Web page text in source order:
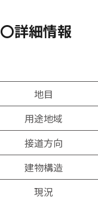
〇詳細情報
地目
用途地域
接道方向
建物構造
現況